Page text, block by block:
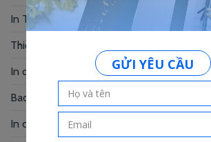
In Thẻ Treo Giá Rẻ – In Nhanh, Chất Lượng
Thiết Kế Voucher Giá Rẻ – Chuyên Nghiệp
In decal logo dán – Marketing hiệu quả
Bao thư giấy kraft – Xu hướng hiện nay
In card visit giá rẻ Gò Vấp cạnh tranh